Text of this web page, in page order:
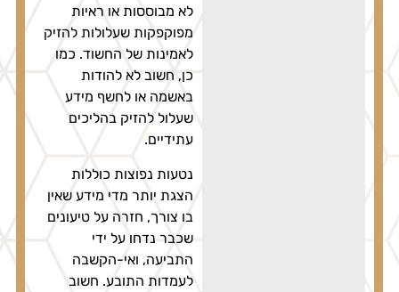
לא מבוססות או ראיות
מפוקפקות שעלולות להזיק
לאמינות של החשוד. כמו
כן, חשוב לא להודות
באשמה או לחשף מידע
שעלול להזיק בהליכים
עתידיים.
נטעות נפוצות כוללות
הצגת יותר מדי מידע שאין
בו צורך, חזרה על טיעונים
שכבר נדחו על ידי
התביעה, ואי-הקשבה
לעמדות התובע. חשוב